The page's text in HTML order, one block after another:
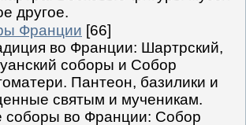
другое.
Франции [66]
во Франции: Шартрский,
соборы и Собор
Пантеон, базилики и
святым и мученикам.
соборы во Франции: Собор